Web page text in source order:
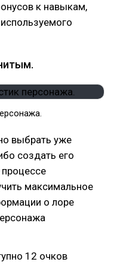
к навыкам,
выбрать уже
создать его
максимальное
о лоре
12 очков